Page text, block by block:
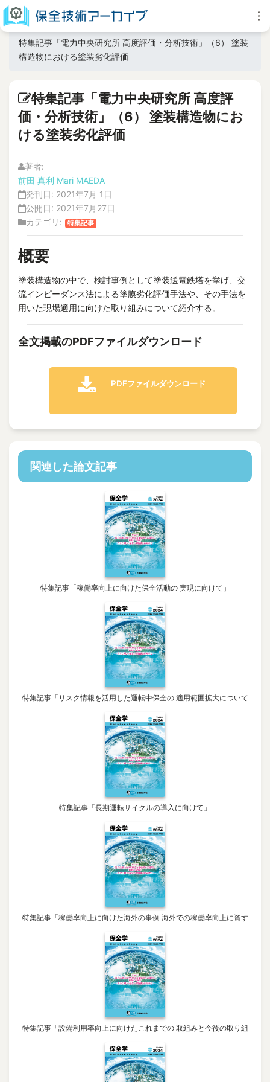
特集記事「電力中央研究所 高度評価・分析技術」（6） 塗装
構造物における塗装劣化評価
特集記事「電力中央研究所 高度評
価・分析技術」（6） 塗装構造物にお
ける塗装劣化評価
著者:
前田 真利 Mari MAEDA
発刊日: 2021年7月 1日
公開日: 2021年7月27日
カテゴリ:
特集記事
概要
塗装構造物の中で、検討事例として塗装送電鉄塔を挙げ、交
流インピーダンス法による塗膜劣化評価手法や、その手法を
用いた現場適用に向けた取り組みについて紹介する。
全文掲載のPDFファイルダウンロード
PDFファイルダウンロード
関連した論文記事
特集記事「稼働率向上に向けた保全活動の 実現に向けて」
特集記事「リスク情報を活用した運転中保全の 適用範囲拡大について
特集記事「長期運転サイクルの導入に向けて」
特集記事「稼働率向上に向けた海外の事例 海外での稼働率向上に資す
特集記事「設備利用率向上に向けたこれまでの 取組みと今後の取り組